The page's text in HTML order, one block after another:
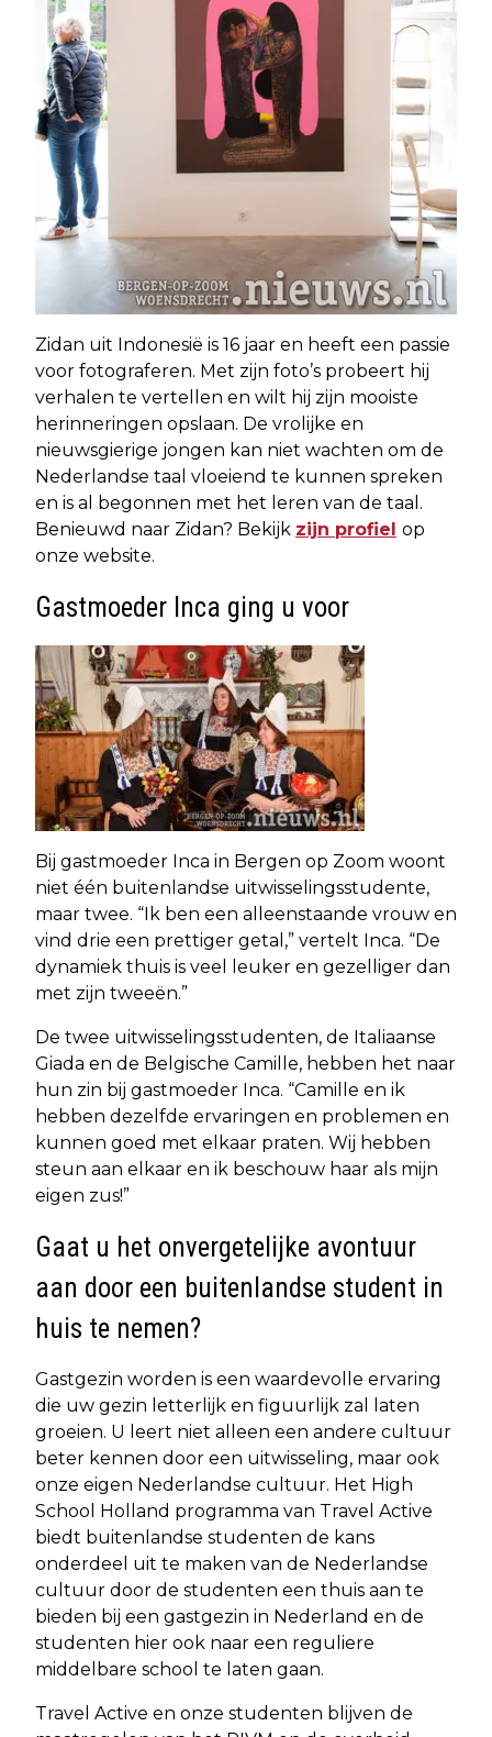
Zidan uit Indonesië is 16 jaar en heeft een passie
voor fotograferen. Met zijn foto’s probeert hij
verhalen te vertellen en wilt hij zijn mooiste
herinneringen opslaan. De vrolijke en
nieuwsgierige jongen kan niet wachten om de
Nederlandse taal vloeiend te kunnen spreken
en is al begonnen met het leren van de taal.
Benieuwd naar Zidan? Bekijk zijn profiel op
onze website.
Gastmoeder Inca ging u voor
Bij gastmoeder Inca in Bergen op Zoom woont
niet één buitenlandse uitwisselingsstudente,
maar twee. “Ik ben een alleenstaande vrouw en
vind drie een prettiger getal,” vertelt Inca. “De
dynamiek thuis is veel leuker en gezelliger dan
met zijn tweeën.”
De twee uitwisselingsstudenten, de Italiaanse
Giada en de Belgische Camille, hebben het naar
hun zin bij gastmoeder Inca. “Camille en ik
hebben dezelfde ervaringen en problemen en
kunnen goed met elkaar praten. Wij hebben
steun aan elkaar en ik beschouw haar als mijn
eigen zus!”
Gaat u het onvergetelijke avontuur
aan door een buitenlandse student in
huis te nemen?
Gastgezin worden is een waardevolle ervaring
die uw gezin letterlijk en figuurlijk zal laten
groeien. U leert niet alleen een andere cultuur
beter kennen door een uitwisseling, maar ook
onze eigen Nederlandse cultuur. Het High
School Holland programma van Travel Active
biedt buitenlandse studenten de kans
onderdeel uit te maken van de Nederlandse
cultuur door de studenten een thuis aan te
bieden bij een gastgezin in Nederland en de
studenten hier ook naar een reguliere
middelbare school te laten gaan.
Travel Active en onze studenten blijven de